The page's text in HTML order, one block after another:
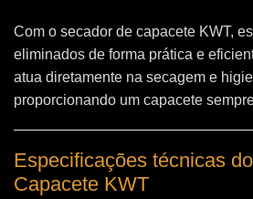
Com o secador de capacete KWT,
eliminados de forma prática e
atua diretamente na secagem e
proporcionando um capacete
Especificações técnicas
Capacete KWT